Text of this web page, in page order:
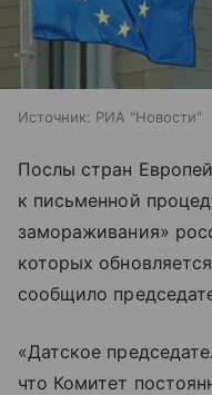
Источник: РИА "Новости"
Послы стран
к письменной
замораживания»
которых
сообщило
«Датское
что Комитет